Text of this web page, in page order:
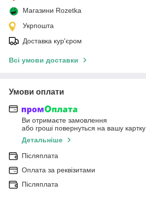
Магазини Rozetka
Укрпошта
Доставка кур'єром
Всі умови доставки
Умови оплати
Ви отримаєте замовлення
або гроші повернуться на вашу картку
Детальніше
Післяплата
Оплата за реквізитами
Післяплата